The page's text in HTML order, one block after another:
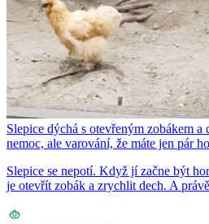
Slepice dýchá s otevřeným zobákem
nemoc, ale varování, že máte jen pár
Slepice se nepotí. Když jí začne být
je otevřít zobák a zrychlit dech. A